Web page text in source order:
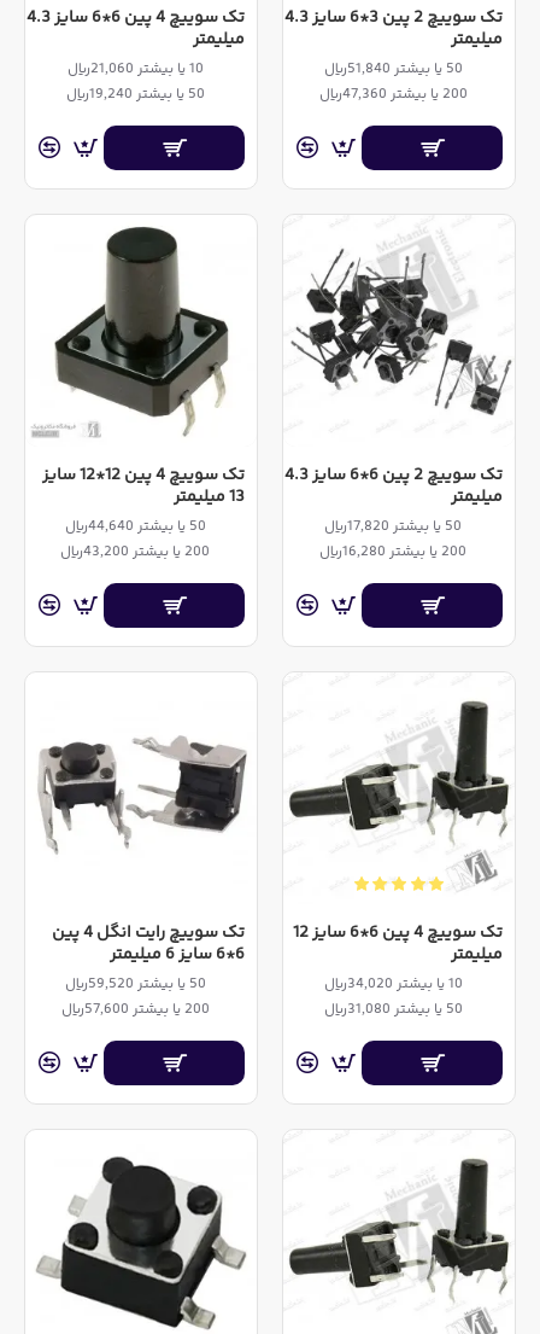
تک سوییچ 2 پین 3*6 سایز 4.3
میلیمتر
50 یا بیشتر 51,840ریال
200 یا بیشتر 47,360ریال
تک سوییچ 4 پین 6*6 سایز 4.3
میلیمتر
10 یا بیشتر 21,060ریال
50 یا بیشتر 19,240ریال
تک سوییچ 2 پین 6*6 سایز 4.3
میلیمتر
50 یا بیشتر 17,820ریال
200 یا بیشتر 16,280ریال
تک سوییچ 4 پین 12*12 سایز
13 میلیمتر
50 یا بیشتر 44,640ریال
200 یا بیشتر 43,200ریال
تک سوییچ 4 پین 6*6 سایز 12
میلیمتر
10 یا بیشتر 34,020ریال
50 یا بیشتر 31,080ریال
تک سوییچ رایت انگل 4 پین
6*6 سایز 6 میلیمتر
50 یا بیشتر 59,520ریال
200 یا بیشتر 57,600ریال